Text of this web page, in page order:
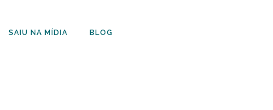
SAIU NA MÍDIA BLOG